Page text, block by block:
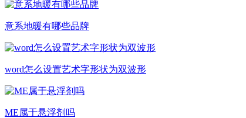
意系地暖有哪些品牌
word怎么设置艺术字形状为双波形
ME属于悬浮剂吗